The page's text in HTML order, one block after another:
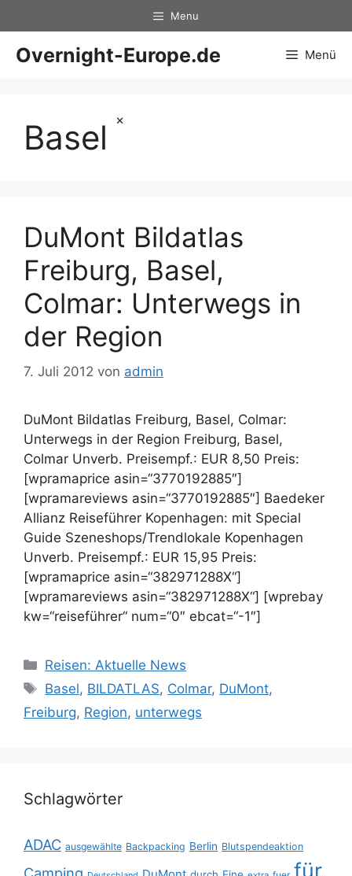
×
Inhalt
springen
Menu
Overnight-Europe.de Menü
Basel
DuMont Bildatlas
Freiburg, Basel,
Colmar: Unterwegs in
der Region
7. Juli 2012 von admin
DuMont Bildatlas Freiburg, Basel, Colmar:
Unterwegs in der Region Freiburg, Basel,
Colmar Unverb. Preisempf.: EUR 8,50 Preis:
[wpramaprice asin=“3770192885″]
[wpramareviews asin=“3770192885″] Baedeker
Allianz Reiseführer Kopenhagen: mit Special
Guide Szeneshops/Trendlokale Kopenhagen
Unverb. Preisempf.: EUR 15,95 Preis:
[wpramaprice asin=“382971288X“]
[wpramareviews asin=“382971288X“] [wprebay
kw=“reiseführer“ num=“0″ ebcat=“-1″]
Kategorien
Reisen: Aktuelle News
Schlagwörter
Basel, BILDATLAS, Colmar, DuMont,
Freiburg, Region, unterwegs
Schlagwörter
ADAC ausgewählte Backpacking Berlin Blutspendeaktion
Camping für